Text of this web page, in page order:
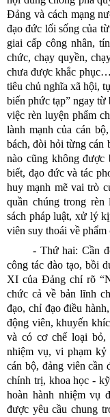
Đảng và cách mạng
đạo đức lối sống của
giai cấp công nhân,
chức, chạy quyền,
chưa được khắc
tiêu chủ nghĩa xã hội,
biến phức tạp” ngay
việc rèn luyện phẩm
lành mạnh của cán
bách, đòi hỏi từng cán
nào cũng không
biết, đạo đức và tác
huy mạnh mẽ vai trò
quần chúng trong rèn
sách pháp luật, xử lý
viên suy thoái về
- Thứ hai: Cần
công tác đào tạo, bồi
XI của Đảng chỉ rõ
chức cả về bản lĩnh
đạo, chỉ đạo điều
động viên, khuyến
và có cơ chế loại bỏ,
nhiệm vụ, vi phạm
cán bộ, đảng viên
chính trị, khoa học -
hoàn hành nhiệm vụ
được yêu cầu chung